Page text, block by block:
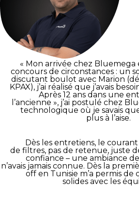
« Mon arrivée chez Bluemega
concours de circonstances : un
discutant boulot avec Marion
KPAX), j’ai réalisé que j’avais
Après 12 ans dans une
l’ancienne », j’ai postulé chez
technologique où je savais
plus à l’aise.
Dès les entretiens, le courant
de filtres, pas de retenue, juste
confiance – une ambiance
n’avais jamais connue. Dès la
off en Tunisie m’a permis de
solides avec les